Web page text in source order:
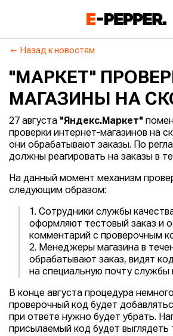
Назад к новостям
"МАРКЕТ"
МАГАЗИНЫ НА
27 августа "Яндекс.Маркет"
проверки интернет-магазинов на
они обрабатывают заказы. По
должны реагировать на заказы в
На данный момент механизм
следующим образом:
1. Сотрудники службы
оформляют тестовый заказ и
комментарий с проверочным
2. Менеджеры магазина в
обрабатывают заказ, видят
на специальную почту службы
В конце августа процедура
проверочный код будет
при ответе нужно будет убрать.
присылаемый код будет выглядеть